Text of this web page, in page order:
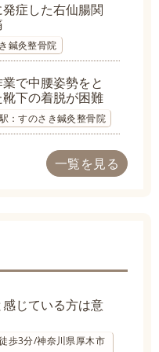
症した右仙腸関
鍼灸整骨院
で中腰姿勢をと
下の着脱が困難
：すのさき鍼灸整骨院
一覧を見る
じている方は意
歩3分/神奈川県厚木市